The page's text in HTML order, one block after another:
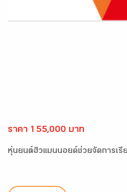
ราคา 155,000 บาท
หุ่นยนต์ฮิวแมนนอยด์ช่วยจัดการเรี